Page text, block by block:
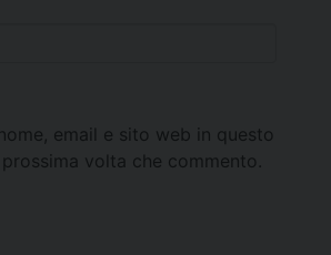
email e sito web in questo
volta che commento.